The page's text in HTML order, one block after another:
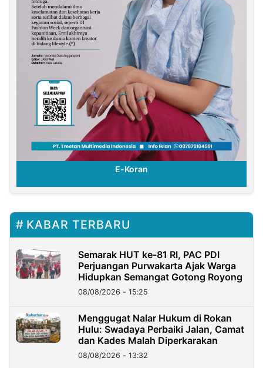
E-Koran
KABAR TERBARU
Semarak HUT ke-81 RI, PAC PDI
Perjuangan Purwakarta Ajak Warga
Hidupkan Semangat Gotong Royong
08/08/2026 - 15:25
Menggugat Nalar Hukum di Rokan
Hulu: Swadaya Perbaiki Jalan, Camat
dan Kades Malah Diperkarakan
08/08/2026 - 13:32